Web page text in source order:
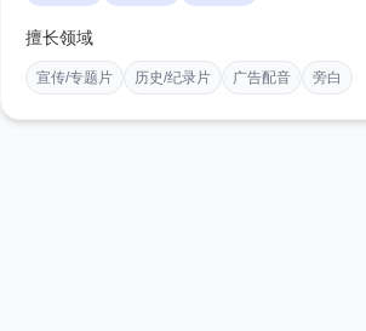
擅长领域
宣传/专题片 历史/纪录片 广告配音 旁白